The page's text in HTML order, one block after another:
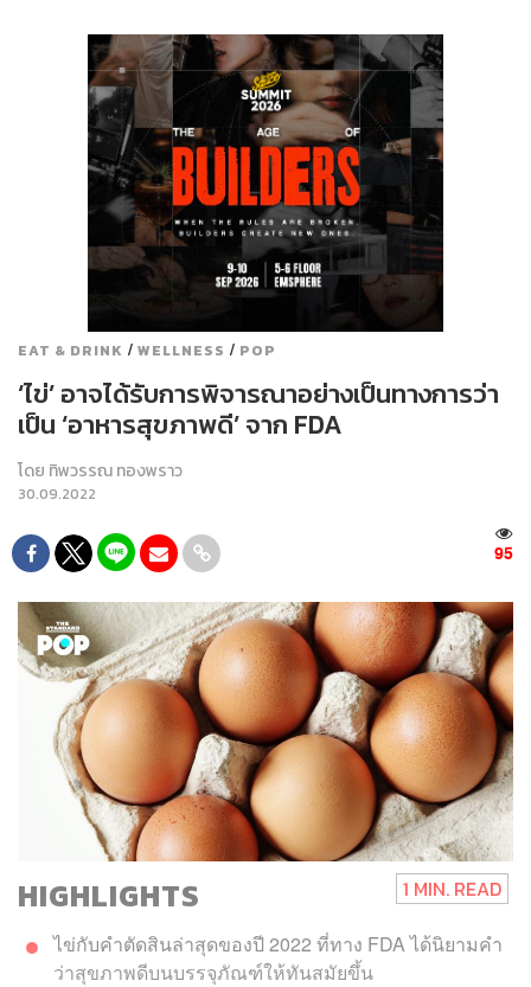
EAT & DRINK / WELLNESS / POP
‘ไข่’ อาจได้รับการพิจารณาอย่างเป็นทางการว่า
เป็น ‘อาหารสุขภาพดี’ จาก FDA
โดย ทิพวรรณ ทองพราว
30.09.2022
95
HIGHLIGHTS 1 MIN. READ
ไข่กับคำตัดสินล่าสุดของปี 2022 ที่ทาง FDA ได้นิยามคำ
ว่าสุขภาพดีบนบรรจุภัณฑ์ให้ทันสมัยขึ้น